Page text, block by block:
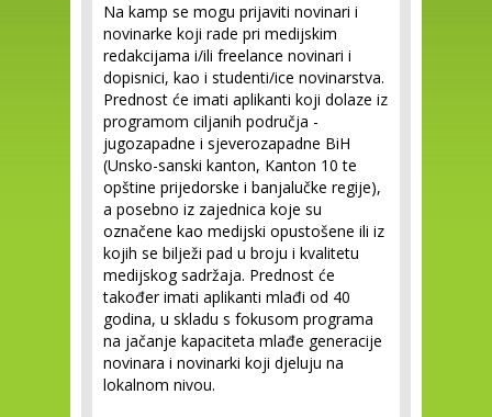
Na kamp se mogu prijaviti novinari i
novinarke koji rade pri medijskim
redakcijama i/ili freelance novinari i
dopisnici, kao i studenti/ice novinarstva.
Prednost će imati aplikanti koji dolaze iz
programom ciljanih područja -
jugozapadne i sjeverozapadne BiH
(Unsko-sanski kanton, Kanton 10 te
opštine prijedorske i banjalučke regije),
a posebno iz zajednica koje su
označene kao medijski opustošene ili iz
kojih se bilježi pad u broju i kvalitetu
medijskog sadržaja. Prednost će
također imati aplikanti mlađi od 40
godina, u skladu s fokusom programa
na jačanje kapaciteta mlađe generacije
novinara i novinarki koji djeluju na
lokalnom nivou.